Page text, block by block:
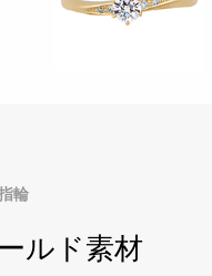
輪
ルド素材